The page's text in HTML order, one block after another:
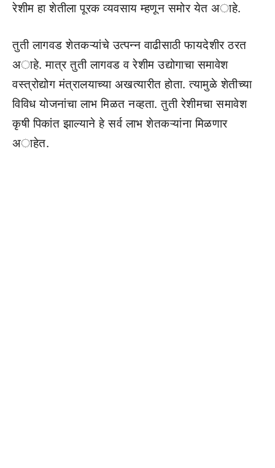
रेशीम हा शेतीला पूरक व्यवसाय म्हणून समोर येत अाहे.
तुती लागवड शेतकऱ्यांचे उत्पन्न वाढीसाठी फायदेशीर ठरत
अाहे. मात्र तुती लागवड व रेशीम उद्योगाचा समावेश
वस्त्रोद्योग मंत्रालयाच्या अखत्यारीत होता. त्यामुळे शेतीच्या
विविध योजनांचा लाभ मिळत नव्हता. तुती रेशीमचा समावेश
कृषी पिकांत झाल्याने हे सर्व लाभ शेतकऱ्यांना मिळणार
अाहेत.